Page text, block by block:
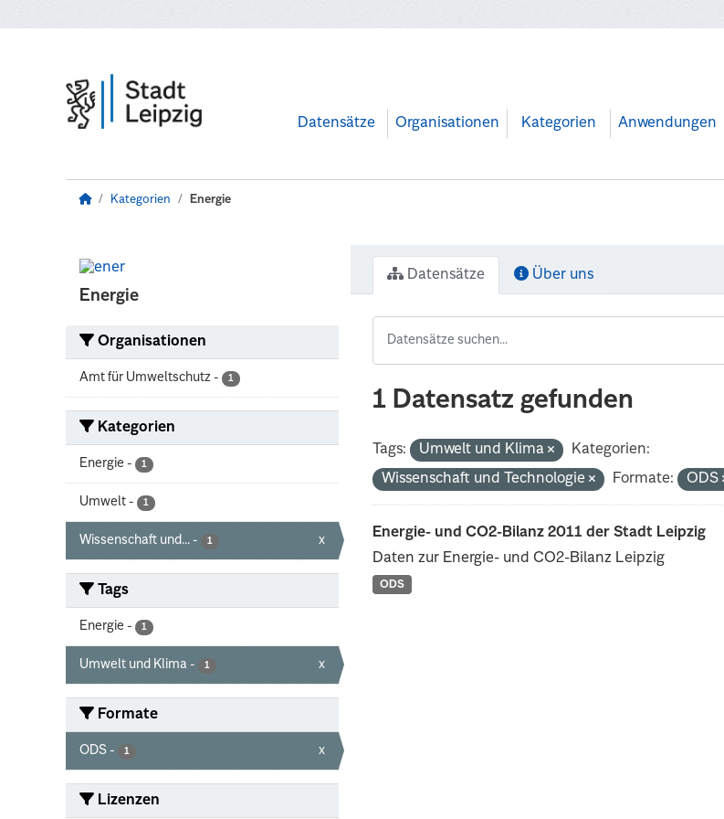
Datensätze Organisationen Kategorien Anwendungen
Kategorien Energie
Energie
Organisationen
Amt für Umweltschutz - 1
Kategorien
Energie - 1
Umwelt - 1
Wissenschaft und... - 1 x
Tags
Energie - 1
Umwelt und Klima - 1 x
Formate
ODS - 1 x
Lizenzen
Datensätze Über uns
1 Datensatz gefunden
Tags: Umwelt und Klima
Kategorien:
Wissenschaft und Technologie
Formate: ODS
Energie- und CO2-Bilanz 2011 der Stadt Leipzig
Daten zur Energie- und CO2-Bilanz Leipzig
ODS